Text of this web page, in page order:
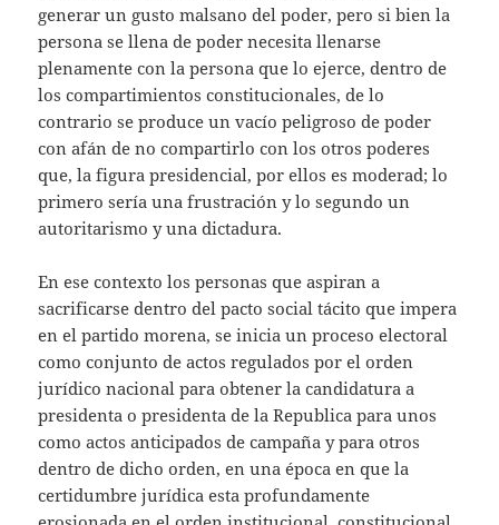
generar un gusto malsano del poder, pero si bien la
persona se llena de poder necesita llenarse
plenamente con la persona que lo ejerce, dentro de
los compartimientos constitucionales, de lo
contrario se produce un vacío peligroso de poder
con afán de no compartirlo con los otros poderes
que, la figura presidencial, por ellos es moderad; lo
primero sería una frustración y lo segundo un
autoritarismo y una dictadura.
En ese contexto los personas que aspiran a
sacrificarse dentro del pacto social tácito que impera
en el partido morena, se inicia un proceso electoral
como conjunto de actos regulados por el orden
jurídico nacional para obtener la candidatura a
presidenta o presidenta de la Republica para unos
como actos anticipados de campaña y para otros
dentro de dicho orden, en una época en que la
certidumbre jurídica esta profundamente